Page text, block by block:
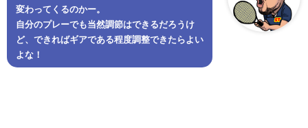
変わってくるのかー。
自分のプレーでも当然調節はできるだろうけ
ど、できればギアである程度調整できたらよい
よな！